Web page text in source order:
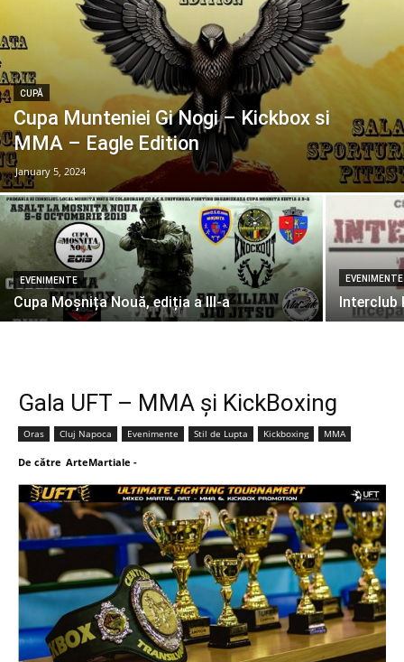
CUPĂ
Cupa Munteniei Gi Nogi – Kickbox si
MMA – Eagle Edition
January 5, 2024
EVENIMENTE
Cupa Moșnița Nouă, ediția a III-a
EVENIMENTE
Interclub
Gala UFT – MMA și KickBoxing
Oras Cluj Napoca Evenimente Stil de Lupta Kickboxing MMA
De către ArteMartiale -